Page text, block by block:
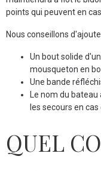
points qui peuvent en
Nous conseillons
Un bout solide
mousqueton en
Une bande
Le nom du
les secours en
QUEL